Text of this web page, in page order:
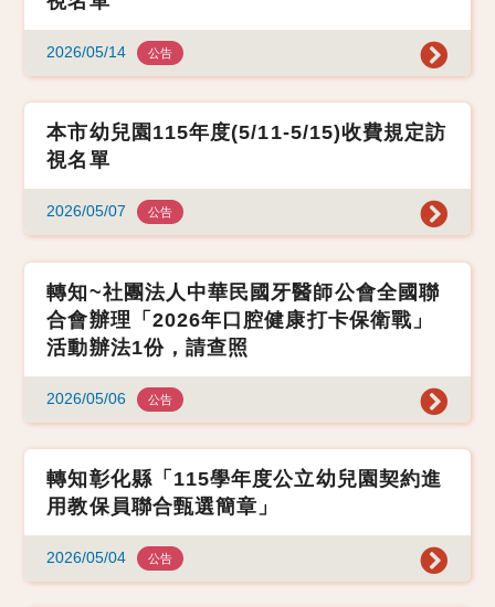
2026/05/14 公告
本市幼兒園115年度(5/11-5/15)收費規定訪
視名單
2026/05/07 公告
轉知~社團法人中華民國牙醫師公會全國聯
合會辦理「2026年口腔健康打卡保衛戰」
活動辦法1份，請查照
2026/05/06 公告
轉知彰化縣「115學年度公立幼兒園契約進
用教保員聯合甄選簡章」
2026/05/04 公告